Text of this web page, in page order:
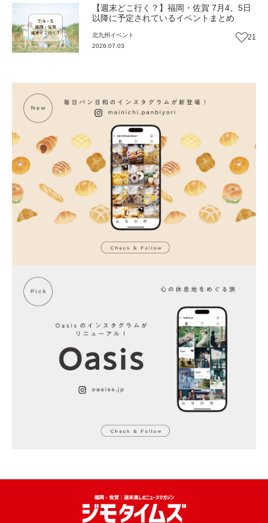
【週末どこ行く？】福岡・佐賀 7月4、5日
以降に予定されているイベントまとめ
北九州 イベント
2026.07.03
21